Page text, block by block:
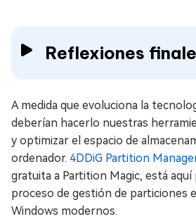
Reflexiones
A medida que evoluciona la
deberían hacerlo nuestras
y optimizar el espacio de
ordenador. 4DDiG Partition
gratuita a Partition Magic, está aquí
proceso de gestión de particiones
Windows modernos.